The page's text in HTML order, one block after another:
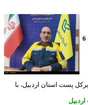
استان اردبیل، با